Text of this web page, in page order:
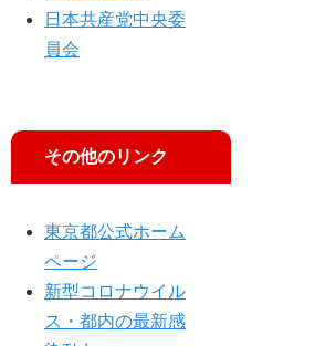
日本共産党中央委
員会
その他のリンク
東京都公式ホーム
ページ
新型コロナウイル
ス・都内の最新感